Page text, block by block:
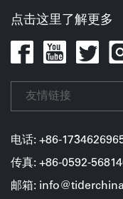
点击这里了解更多
友情链接
电话: +86-
传真: +86-0592-
邮箱: